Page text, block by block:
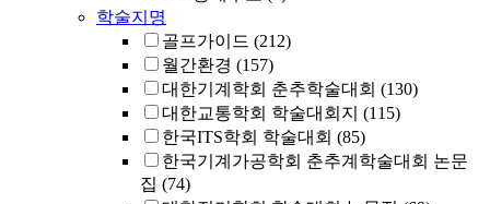
학술지명
골프가이드 (212)
월간환경 (157)
대한기계학회 춘추학술대회 (130)
대한교통학회 학술대회지 (115)
한국ITS학회 학술대회 (85)
한국기계가공학회 춘추계학술대회 논문
집 (74)